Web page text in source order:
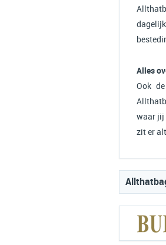
Alles
Ook
waar jij
zit er